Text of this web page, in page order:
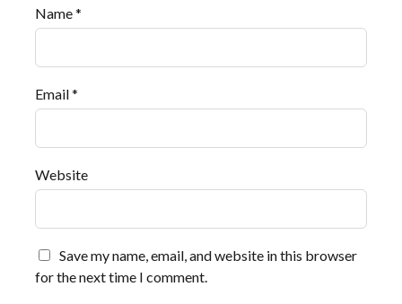
Name*
Email*
Website
Save my name, email, and website in this browser
for the next time I comment.